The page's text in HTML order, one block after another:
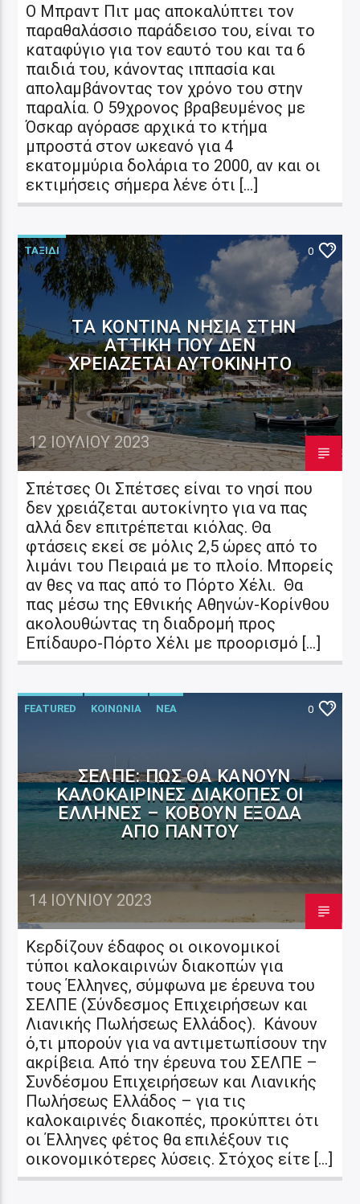
Ο Μπραντ Πιτ μας αποκαλύπτει τον
παραθαλάσσιο παράδεισο του, είναι το
καταφύγιο για τον εαυτό του και τα 6
παιδιά του, κάνοντας ιππασία και
απολαμβάνοντας τον χρόνο του στην
παραλία. Ο 59χρονος βραβευμένος με
Όσκαρ αγόρασε αρχικά το κτήμα
μπροστά στον ωκεανό για 4
εκατομμύρια δολάρια το 2000, αν και οι
εκτιμήσεις σήμερα λένε ότι […]
ΤΑΞΙΔΙ 0
ΤΑ ΚΟΝΤΙΝΆ ΝΗΣΙΆ ΣΤΗΝ
ΑΤΤΙΚΉ ΠΟΥ ΔΕΝ
ΧΡΕΙΆΖΕΤΑΙ ΑΥΤΟΚΊΝΗΤΟ
12 ΙΟΥΛΊΟΥ 2023
Σπέτσες Οι Σπέτσες είναι το νησί που
δεν χρειάζεται αυτοκίνητο για να πας
αλλά δεν επιτρέπεται κιόλας. Θα
φτάσεις εκεί σε μόλις 2,5 ώρες από το
λιμάνι του Πειραιά με το πλοίο. Μπορείς
αν θες να πας από το Πόρτο Χέλι. Θα
πας μέσω της Εθνικής Αθηνών-Κορίνθου
ακολουθώντας τη διαδρομή προς
Επίδαυρο-Πόρτο Χέλι με προορισμό […]
FEATURED ΚΟΙΝΩΝΙΑ ΝΕΑ 0
ΣΕΛΠΕ: ΠΏΣ ΘΑ ΚΆΝΟΥΝ
ΚΑΛΟΚΑΙΡΙΝΈΣ ΔΙΑΚΟΠΈΣ ΟΙ
ΈΛΛΗΝΕΣ – ΚΌΒΟΥΝ ΈΞΟΔΑ
ΑΠΌ ΠΑΝΤΟΎ
14 ΙΟΥΝΊΟΥ 2023
Κερδίζουν έδαφος οι οικονομικοί
τύποι καλοκαιρινών διακοπών για
τους Έλληνες, σύμφωνα με έρευνα του
ΣΕΛΠΕ (Σύνδεσμος Επιχειρήσεων και
Λιανικής Πωλήσεως Ελλάδος). Κάνουν
ό,τι μπορούν για να αντιμετωπίσουν την
ακρίβεια. Από την έρευνα του ΣΕΛΠΕ –
Συνδέσμου Επιχειρήσεων και Λιανικής
Πωλήσεως Ελλάδος – για τις
καλοκαιρινές διακοπές, προκύπτει ότι
οι Έλληνες φέτος θα επιλέξουν τις
οικονομικότερες λύσεις. Στόχος είτε […]